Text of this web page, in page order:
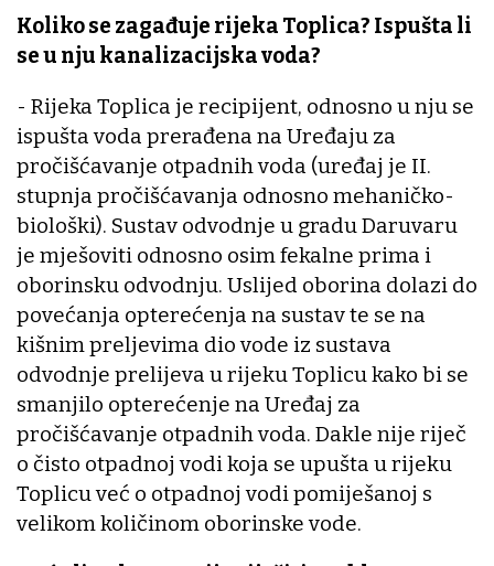
Koliko se zagađuje rijeka Toplica? Ispušta li
se u nju kanalizacijska voda?
- Rijeka Toplica je recipijent, odnosno u nju se
ispušta voda prerađena na Uređaju za
pročišćavanje otpadnih voda (uređaj je II.
stupnja pročišćavanja odnosno mehaničko-
biološki). Sustav odvodnje u gradu Daruvaru
je mješoviti odnosno osim fekalne prima i
oborinsku odvodnju. Uslijed oborina dolazi do
povećanja opterećenja na sustav te se na
kišnim preljevima dio vode iz sustava
odvodnje prelijeva u rijeku Toplicu kako bi se
smanjilo opterećenje na Uređaj za
pročišćavanje otpadnih voda. Dakle nije riječ
o čisto otpadnoj vodi koja se upušta u rijeku
Toplicu već o otpadnoj vodi pomiješanoj s
velikom količinom oborinske vode.